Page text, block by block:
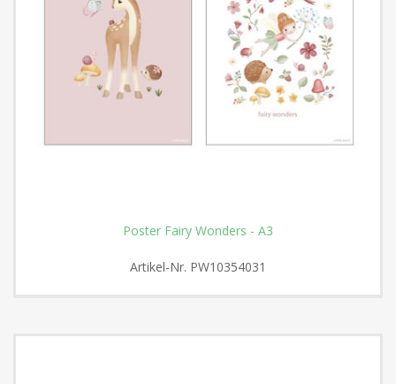
Poster Fairy Wonders - A3
Artikel-Nr. PW10354031